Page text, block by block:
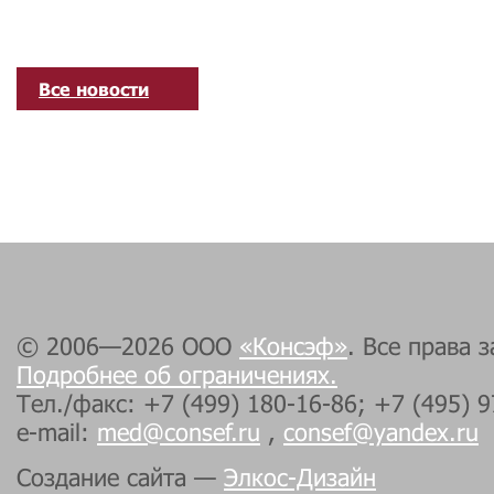
Все новости
© 2006—2026 ООО «Консэф». Все права
Подробнее об ограничениях.
Тел./факс: +7 (499) 180-16-86; +7 (495)
e-mail: med@consef.ru , consef@yandex.ru
Создание сайта — Элкос-Дизайн